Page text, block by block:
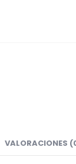
VALORACIONES